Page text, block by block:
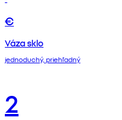
€
Váza sklo
jednoduchý, priehľadný
2